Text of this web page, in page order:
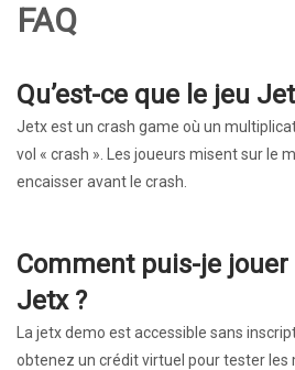
FAQ
Qu’est-ce que le jeu
Jetx est un crash game où un
vol « crash ». Les joueurs misent sur le
encaisser avant le crash.
Comment puis-je
Jetx ?
La jetx demo est accessible sans
obtenez un crédit virtuel pour tester les